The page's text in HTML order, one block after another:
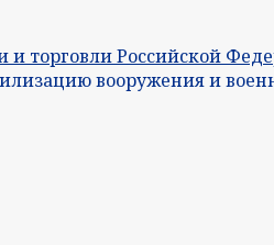
торговли Российской
вооружения и